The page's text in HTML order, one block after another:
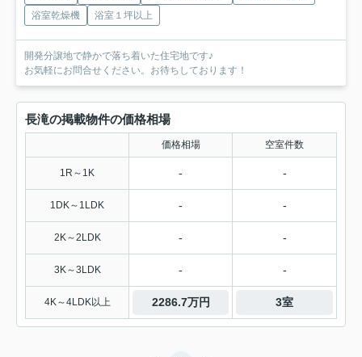
浴室乾燥機
浴室１坪以上
開発分譲地で静かで落ち着いた住宅地です♪
お気軽にお問合せください。お待ちしております！
長滝の掲載物件の価格相場
価格相場 空室件数
1R～1K - -
1DK～1LDK - -
2K～2LDK - -
3K～3LDK - -
4K～4LDK以上 2286.7万円 3室